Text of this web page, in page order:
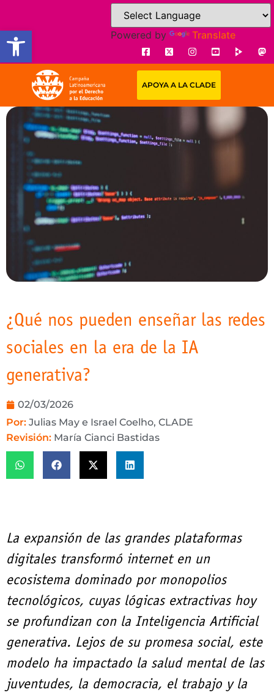
Open toolbarPowered by Translate
APOYA A LA CLADE
¿Qué nos pueden enseñar las redes
sociales en la era de la IA
generativa?
02/03/2026
Por: Julias May e Israel Coelho, CLADE
Revisión: María Cianci Bastidas
La expansión de las grandes plataformas
digitales transformó internet en un
ecosistema dominado por monopolios
tecnológicos, cuyas lógicas extractivas hoy
se profundizan con la Inteligencia Artificial
generativa. Lejos de su promesa social, este
modelo ha impactado la salud mental de las
juventudes, la democracia, el trabajo y la